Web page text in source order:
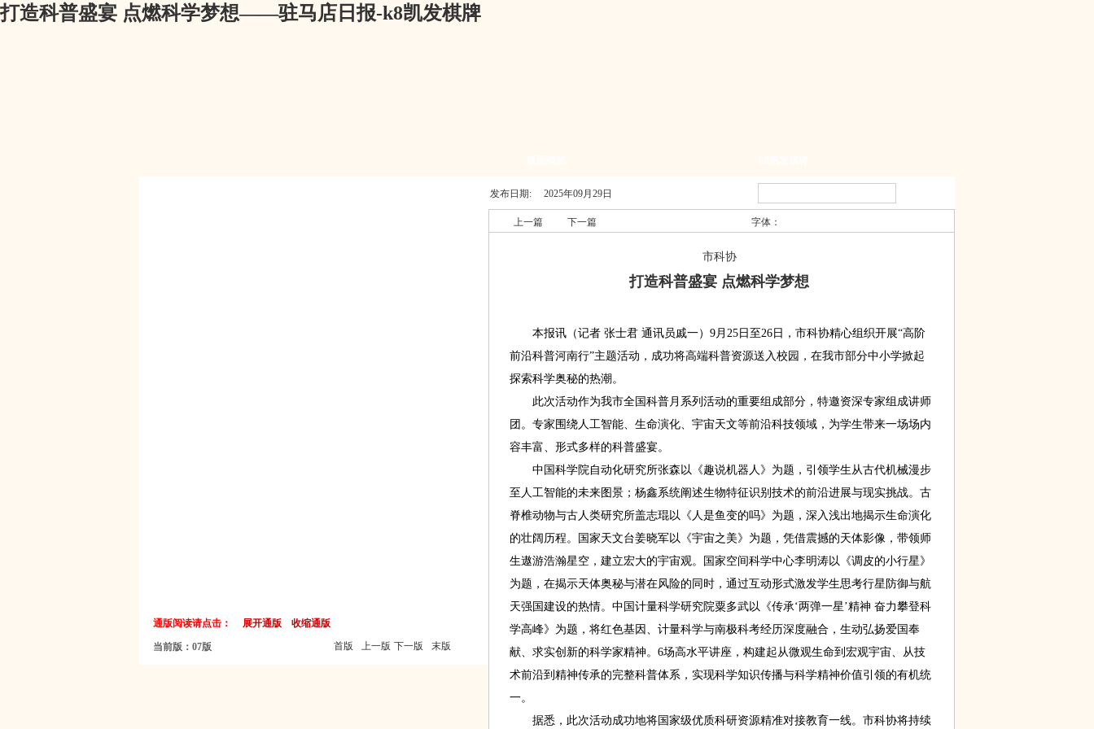
打造科普盛宴 点燃科学梦想——驻马店日报-k8凯发棋牌
通版阅读请点击： 展开通版 收缩通版
当前版：07版 首版 上一版 下一版 末版
发布日期: 2025年09月29日
上一篇 下一篇 字体：
市科协
打造科普盛宴 点燃科学梦想
本报讯（记者 张士君 通讯员戚一）9月25日至26日，市科协精心组织开展“高阶
前沿科普河南行”主题活动，成功将高端科普资源送入校园，在我市部分中小学掀起
探索科学奥秘的热潮。
此次活动作为我市全国科普月系列活动的重要组成部分，特邀资深专家组成讲师
团。专家围绕人工智能、生命演化、宇宙天文等前沿科技领域，为学生带来一场场内
容丰富、形式多样的科普盛宴。
中国科学院自动化研究所张森以《趣说机器人》为题，引领学生从古代机械漫步
至人工智能的未来图景；杨鑫系统阐述生物特征识别技术的前沿进展与现实挑战。古
脊椎动物与古人类研究所盖志琨以《人是鱼变的吗》为题，深入浅出地揭示生命演化
的壮阔历程。国家天文台姜晓军以《宇宙之美》为题，凭借震撼的天体影像，带领师
生遨游浩瀚星空，建立宏大的宇宙观。国家空间科学中心李明涛以《调皮的小行星》
为题，在揭示天体奥秘与潜在风险的同时，通过互动形式激发学生思考行星防御与航
天强国建设的热情。中国计量科学研究院粟多武以《传承‘两弹一星’精神 奋力攀登科
学高峰》为题，将红色基因、计量科学与南极科考经历深度融合，生动弘扬爱国奉
献、求实创新的科学家精神。6场高水平讲座，构建起从微观生命到宏观宇宙、从技
术前沿到精神传承的完整科普体系，实现科学知识传播与科学精神价值引领的有机统
一。
据悉，此次活动成功地将国家级优质科研资源精准对接教育一线。市科协将持续